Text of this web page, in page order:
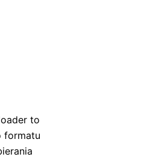
to
formatu